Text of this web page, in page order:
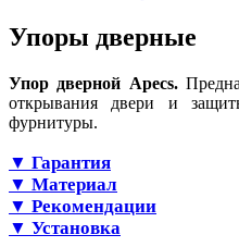
Упоры дверные
Упор дверной Apecs.
открывания двери и
фурнитуры.
▼ Гарантия
▼ Материал
▼ Рекомендации
▼ Установка